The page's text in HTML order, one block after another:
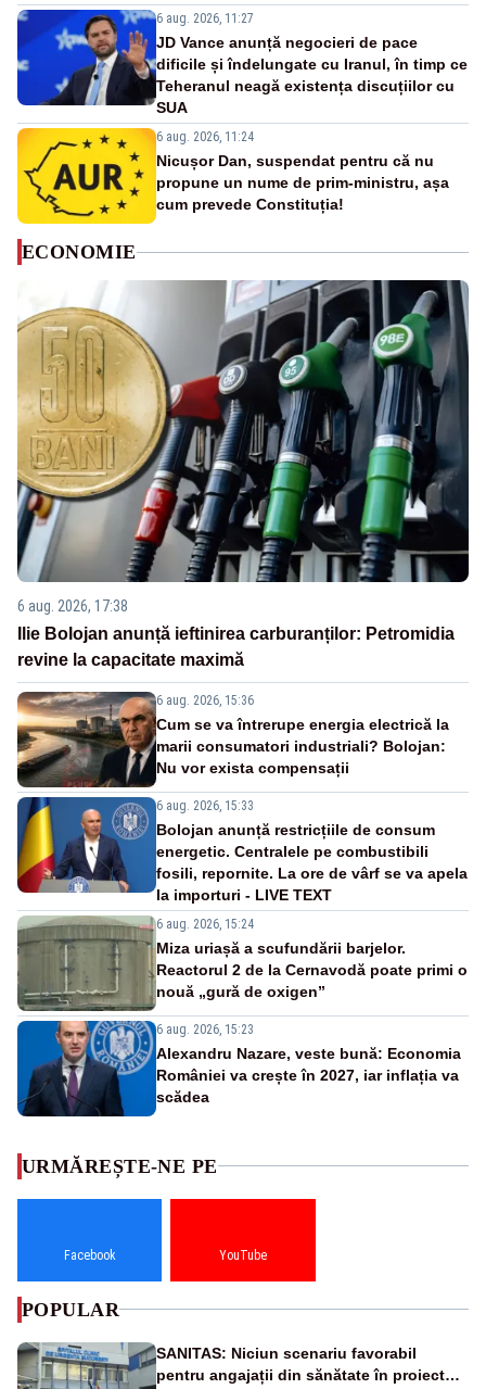
6 aug. 2026, 11:27
JD Vance anunță negocieri de pace
dificile și îndelungate cu Iranul, în timp ce
Teheranul neagă existența discuțiilor cu
SUA
6 aug. 2026, 11:24
Nicușor Dan, suspendat pentru că nu
propune un nume de prim-ministru, așa
cum prevede Constituția!
ECONOMIE
6 aug. 2026, 17:38
Ilie Bolojan anunță ieftinirea carburanților: Petromidia
revine la capacitate maximă
6 aug. 2026, 15:36
Cum se va întrerupe energia electrică la
marii consumatori industriali? Bolojan:
Nu vor exista compensații
6 aug. 2026, 15:33
Bolojan anunță restricțiile de consum
energetic. Centralele pe combustibili
fosili, repornite. La ore de vârf se va apela
la importuri - LIVE TEXT
6 aug. 2026, 15:24
Miza uriașă a scufundării barjelor.
Reactorul 2 de la Cernavodă poate primi o
nouă „gură de oxigen”
6 aug. 2026, 15:23
Alexandru Nazare, veste bună: Economia
României va crește în 2027, iar inflația va
scădea
URMĂREȘTE-NE PE
Facebook YouTube
POPULAR
SANITAS: Niciun scenariu favorabil
pentru angajații din sănătate în proiectul